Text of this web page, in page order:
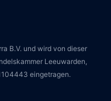
B.V. und wird von dieser
Leeuwarden,
eingetragen.